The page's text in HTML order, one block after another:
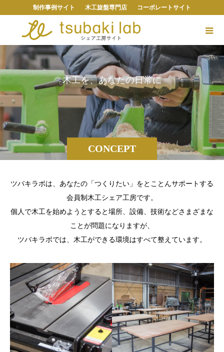
制作事例サイト 木工旋盤専門店 コーポレートサイト
CONCEPT
木工を、あなたの日常に
ツバキラボは、あなたの「つくりたい」をとことんサポートする
会員制木工シェア工房です。
個人で木工を始めようとすると場所、設備、技術などさまざまな
ことが問題になりますが、
ツバキラボでは、木工ができる環境はすべて整えています。